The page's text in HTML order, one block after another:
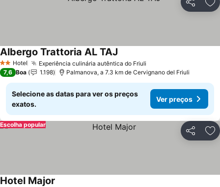
Partilhar
2 Estrelas
Hotel Experiência culinária autêntica do Friuli
Albergo Trattoria AL TAJ
7,6 Boa 1.198 Palmanova, a 7.3 km de Cervignano del Friuli
Selecione as datas para ver os preços
exatos.
Ver preços
Partilhar
Escolha popular
Hotel Major